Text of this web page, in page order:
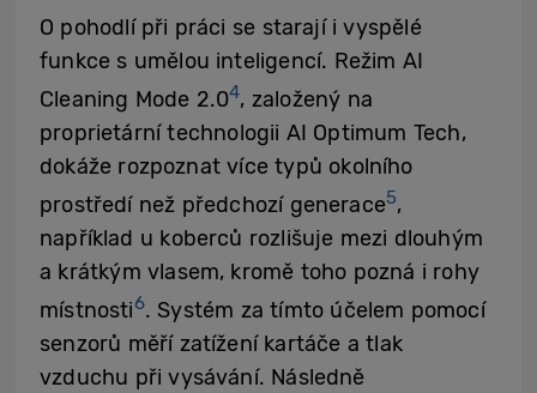
O pohodlí při práci se starají i vyspělé
funkce s umělou inteligencí. Režim AI
Cleaning Mode 2.04, založený na
proprietární technologii AI Optimum Tech,
dokáže rozpoznat více typů okolního
prostředí než předchozí generace5,
například u koberců rozlišuje mezi dlouhým
a krátkým vlasem, kromě toho pozná i rohy
místnosti6. Systém za tímto účelem pomocí
senzorů měří zatížení kartáče a tlak
vzduchu při vysávání. Následně